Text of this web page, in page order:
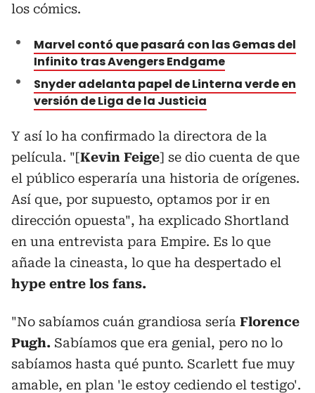
los cómics.
Marvel contó que pasará con las Gemas del
Infinito tras Avengers Endgame
Snyder adelanta papel de Linterna verde en
versión de Liga de la Justicia
Y así lo ha confirmado la directora de la
película. "[Kevin Feige] se dio cuenta de que
el público esperaría una historia de orígenes.
Así que, por supuesto, optamos por ir en
dirección opuesta", ha explicado Shortland
en una entrevista para Empire. Es lo que
añade la cineasta, lo que ha despertado el
hype entre los fans.
"No sabíamos cuán grandiosa sería Florence
Pugh. Sabíamos que era genial, pero no lo
sabíamos hasta qué punto. Scarlett fue muy
amable, en plan 'le estoy cediendo el testigo'.